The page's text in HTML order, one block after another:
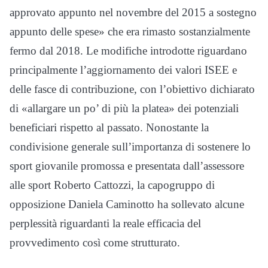
approvato appunto nel novembre del 2015 a sostegno
appunto delle spese» che era rimasto sostanzialmente
fermo dal 2018. Le modifiche introdotte riguardano
principalmente l’aggiornamento dei valori ISEE e
delle fasce di contribuzione, con l’obiettivo dichiarato
di «allargare un po’ di più la platea» dei potenziali
beneficiari rispetto al passato. Nonostante la
condivisione generale sull’importanza di sostenere lo
sport giovanile promossa e presentata dall’assessore
alle sport Roberto Cattozzi, la capogruppo di
opposizione Daniela Caminotto ha sollevato alcune
perplessità riguardanti la reale efficacia del
provvedimento così come strutturato.